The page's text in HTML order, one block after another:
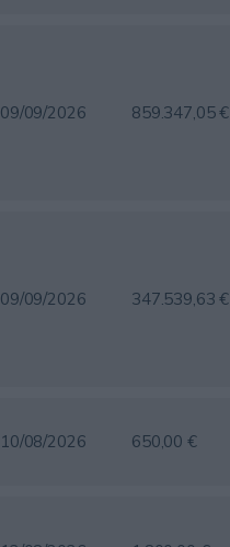
09/09/2026 859.347,05 €
09/09/2026 347.539,63 €
10/08/2026 650,00 €